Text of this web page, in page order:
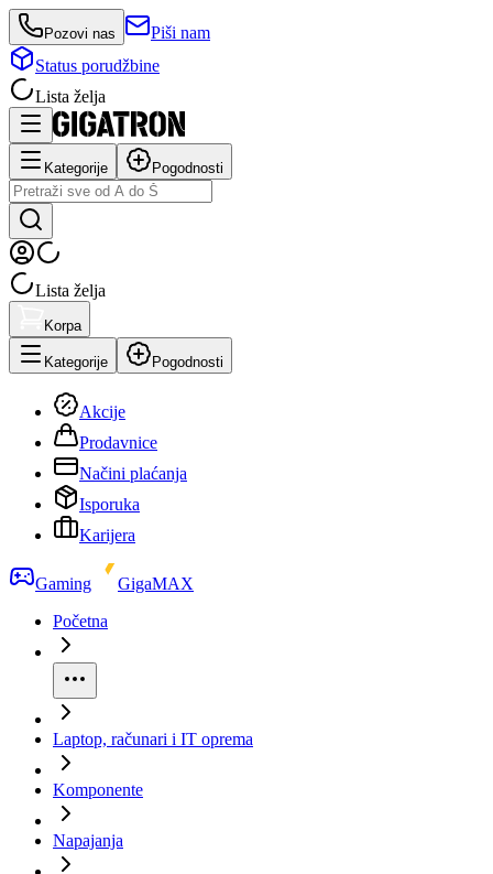
Pozovi nas
Piši nam
Status porudžbine
Lista želja
Kategorije Pogodnosti
Lista želja
Korpa
Kategorije Pogodnosti
Akcije
Prodavnice
Načini plaćanja
Isporuka
Karijera
Gaming
GigaMAX
Početna
Laptop, računari i IT oprema
Komponente
Napajanja